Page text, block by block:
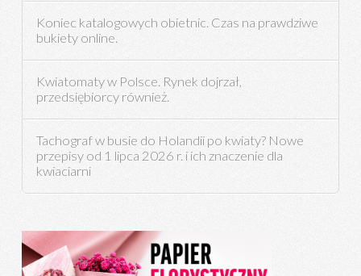
Koniec katalogowych obietnic. Czas na prawdziwe
bukiety online.
Kwiatomaty w Polsce. Rynek dojrzał,
przedsiębiorcy również.
Tachograf w busie do Holandii po kwiaty? Nowe
przepisy od 1 lipca 2026 r. i ich znaczenie dla
kwiaciarni